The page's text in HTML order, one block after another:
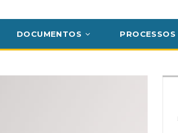
DOCUMENTOS PROCESSOS